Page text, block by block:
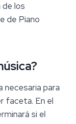
de los
de Piano
necesaria para
faceta. En el
si el